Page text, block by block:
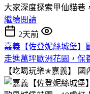
大家深度探索甲仙貓巷
繼續閱讀
2天前
嘉義【佐登妮絲城堡】
走進萬坪歐洲花園，保
【吃喝玩樂✭嘉義】
國